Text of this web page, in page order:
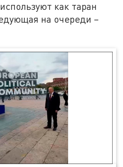
как таран
на очереди –